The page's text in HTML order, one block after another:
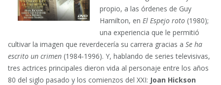
propio, a las órdenes de Guy
Hamilton, en El Espejo roto(1980);
una experiencia que le permitió
cultivar la imagen que reverdecería su carrera gracias a Se ha
escrito un crimen (1984-1996). Y, hablando de series televisivas,
tres actrices principales dieron vida al personaje entre los años
80 del siglo pasado y los comienzos del XXI: Joan Hickson